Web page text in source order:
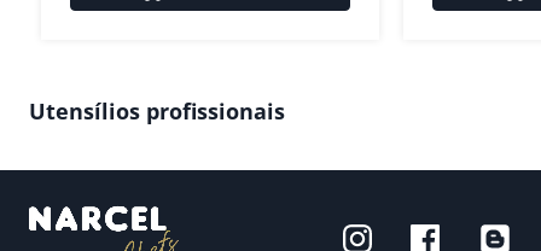
Utensílios profissionais